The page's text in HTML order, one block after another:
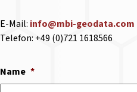
E-Mail: info@mbi-geodata.com
Telefon: +49 (0)721 1618566
Name *